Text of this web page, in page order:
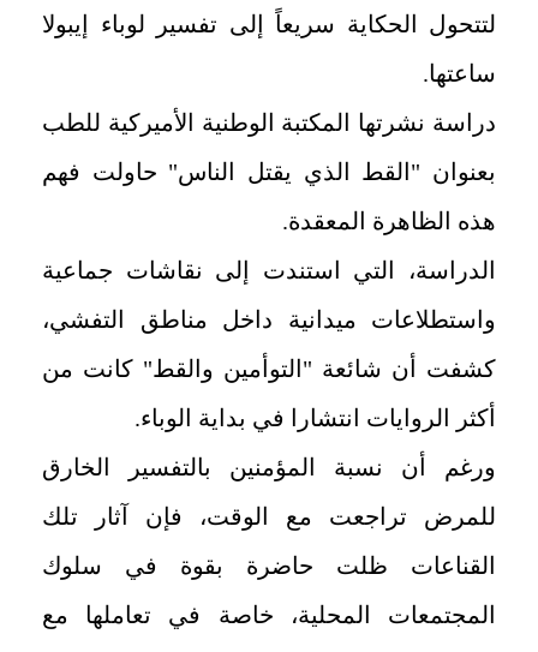
لتتحول الحكاية سريعاً إلى تفسير لوباء إيبولا
ساعتها.
دراسة نشرتها المكتبة الوطنية الأميركية للطب
بعنوان "القط الذي يقتل الناس" حاولت فهم
هذه الظاهرة المعقدة.
الدراسة، التي استندت إلى نقاشات جماعية
واستطلاعات ميدانية داخل مناطق التفشي،
كشفت أن شائعة "التوأمين والقط" كانت من
أكثر الروايات انتشارا في بداية الوباء.
ورغم أن نسبة المؤمنين بالتفسير الخارق
للمرض تراجعت مع الوقت، فإن آثار تلك
القناعات ظلت حاضرة بقوة في سلوك
المجتمعات المحلية، خاصة في تعاملها مع